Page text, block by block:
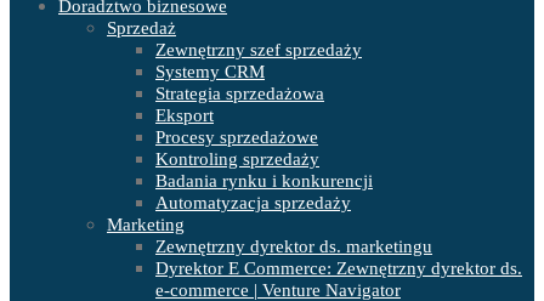
Doradztwo biznesowe
Sprzedaż
Zewnętrzny szef sprzedaży
Systemy CRM
Strategia sprzedażowa
Eksport
Procesy sprzedażowe
Kontroling sprzedaży
Badania rynku i konkurencji
Automatyzacja sprzedaży
Marketing
Zewnętrzny dyrektor ds. marketingu
Dyrektor E Commerce: Zewnętrzny dyrektor ds.
e-commerce | Venture Navigator